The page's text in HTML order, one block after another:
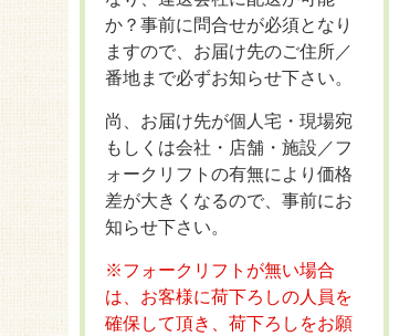
か？事前に問合せが必須となり
ますので、お届け先のご住所／
番地まで必ずお知らせ下さい。
尚、お届け先が個人宅・現場宛
もしくは会社・店舗・施設／フ
ォークリフトの有無により価格
差が大きくなるので、事前にお
知らせ下さい。
※フォークリフトが無い場合
は、お客様に荷下ろしの人員を
確保して頂き、荷下ろしをお願